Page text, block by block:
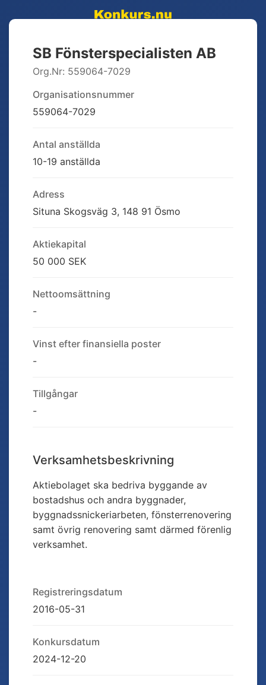
SB Fönsterspecialisten AB
Org.Nr: 559064-7029
Organisationsnummer
559064-7029
Antal anställda
10-19 anställda
Adress
Situna Skogsväg 3, 148 91 Ösmo
Aktiekapital
50 000 SEK
Nettoomsättning
-
Vinst efter finansiella poster
-
Tillgångar
-
Verksamhetsbeskrivning
Aktiebolaget ska bedriva byggande av
bostadshus och andra byggnader,
byggnadssnickeriarbeten, fönsterrenovering
samt övrig renovering samt därmed förenlig
verksamhet.
Registreringsdatum
2016-05-31
Konkursdatum
2024-12-20